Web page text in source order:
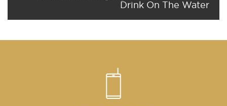
Drink On The Water